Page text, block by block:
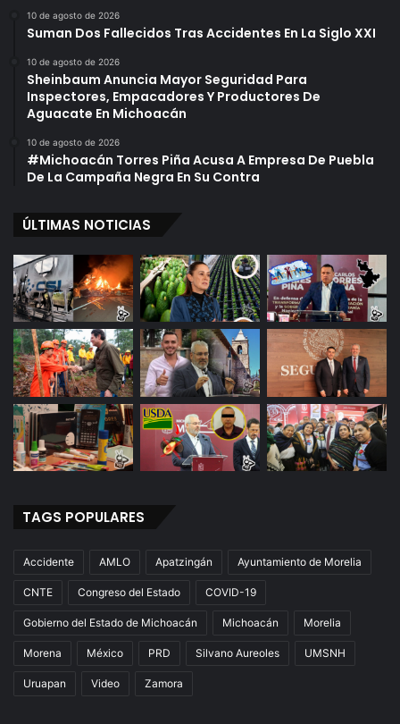
10 de agosto de 2026
Suman Dos Fallecidos Tras Accidentes En La Siglo XXI
10 de agosto de 2026
Sheinbaum Anuncia Mayor Seguridad Para
Inspectores, Empacadores Y Productores De
Aguacate En Michoacán
10 de agosto de 2026
#Michoacán Torres Piña Acusa A Empresa De Puebla
De La Campaña Negra En Su Contra
ÚLTIMAS NOTICIAS
TAGS POPULARES
Accidente AMLO Apatzingán Ayuntamiento de Morelia
CNTE Congreso del Estado COVID-19
Gobierno del Estado de Michoacán Michoacán Morelia
Morena México PRD Silvano Aureoles UMSNH
Uruapan Video Zamora